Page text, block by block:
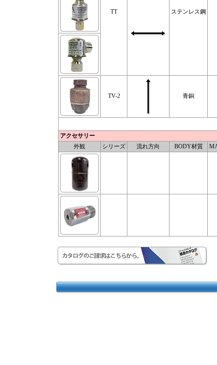
TT ステンレス鋼
TV-2 青銅
アクセサリー
外観
シリーズ 流れ方向 BODY材質